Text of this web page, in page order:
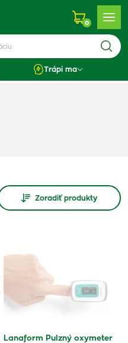
0
Trápi ma
Zoradiť produkty
Lanaform Pulzný oxymeter